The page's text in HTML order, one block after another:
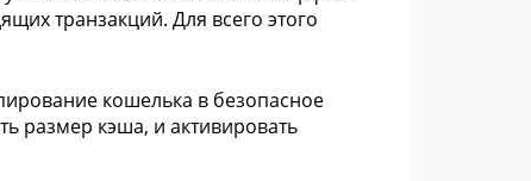
транзакций. Для всего этого
кошелька в безопасное
размер кэша, и активировать